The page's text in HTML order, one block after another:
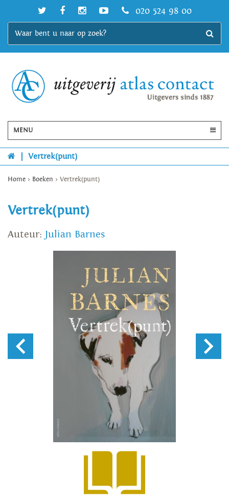
020 524 98 00
MENU
Vertrek(punt)
Home > Boeken > Vertrek(punt)
Vertrek(punt)
Auteur: Julian Barnes